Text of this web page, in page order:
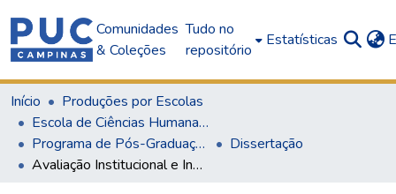
Comunidades
& Coleções
Tudo no
repositório
Estatísticas
Início
Produções por Escolas
Escola de Ciências Humanas, Jurídicas e Sociais
Programa de Pós-Graduação em Educação
Dissertação
Avaliação Institucional e Inovação educacional como práticas de equidade: A escuta dos territórios como estratégia de pertencimento e justiça curricular